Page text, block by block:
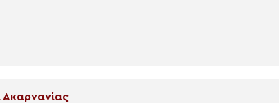
Ακαρνανίας